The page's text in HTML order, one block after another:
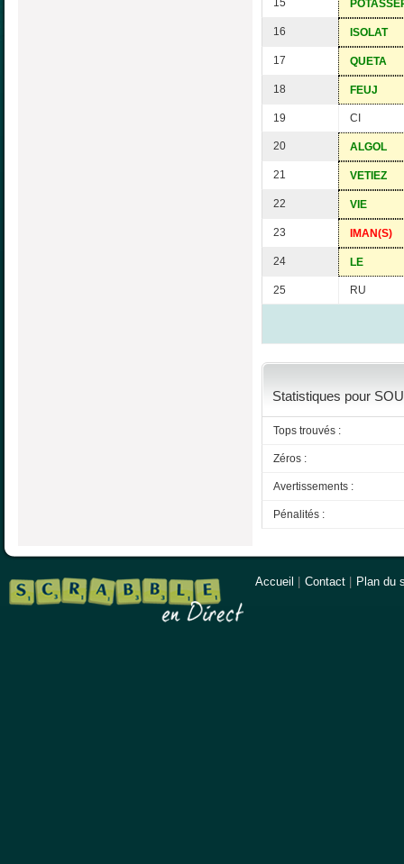
15
16 ISOLAT
17 QUETA
18 FEUJ
19 CI
20 ALGOL
21 VETIEZ
22 VIE
23 IMAN(S)
24 LE
25 RU
Statistiques pour
Tops trouvés :
Zéros :
Avertissements :
Pénalités :
Accueil Contact Plan du